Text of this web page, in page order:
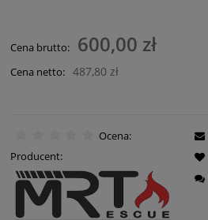
Cena brutto: 600,00 zł
Cena netto: 487,80 zł
Ocena:
Producent: